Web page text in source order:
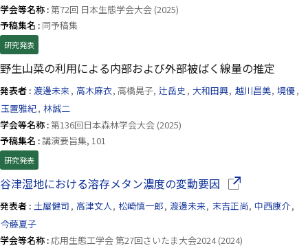
学会等名称 :第72回 日本生態学会大会 (2025)
予稿集名 : 同予稿集
研究発表
野生山菜の利用による内部および外部被ばく線量の推定
発表者 : 渡邊未来, 高木麻衣, 高橋晃子, 辻岳史 , 大和田興, 越川昌美, 境優,
玉置雅紀, 林誠二
学会等名称 :第136回日本森林学会大会 (2025)
予稿集名 :講演要旨集, 101
研究発表
谷津湿地における溶存メタン濃度の変動要因 （別ウインドウ
発表者 : 土屋健司 , 高津文人, 松崎慎一郎, 渡邊未来, 末吉正尚, 中西康介,
今藤夏子
学会等名称 : 応用生態工学会 第27回さいたま大会2024 (2024)